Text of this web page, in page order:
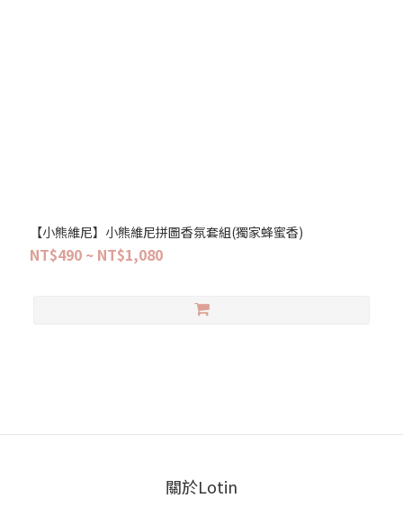
【小熊維尼】小熊維尼拼圖香氛套組(獨家蜂蜜香)
NT$490 ~ NT$1,080
關於Lotin